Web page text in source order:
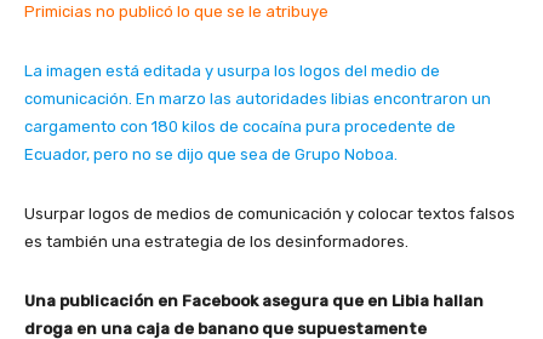
Primicias no publicó lo que se le atribuye
La imagen está editada y usurpa los logos del medio de
comunicación. En marzo las autoridades libias encontraron un
cargamento con 180 kilos de cocaína pura procedente de
Ecuador, pero no se dijo que sea de Grupo Noboa.
Usurpar logos de medios de comunicación y colocar textos falsos
es también una estrategia de los desinformadores.
Una publicación en Facebook asegura que en Libia hallan
droga en una caja de banano que supuestamente